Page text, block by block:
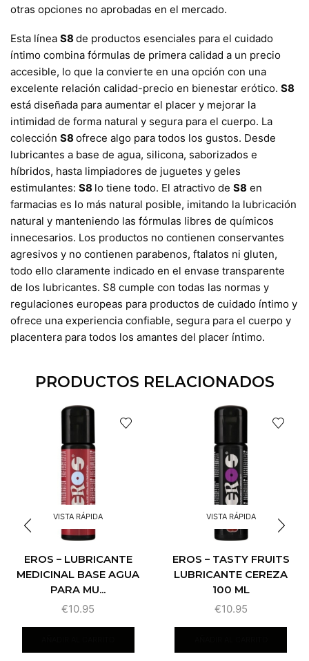
otras opciones no aprobadas en el mercado.
Esta línea S8 de productos esenciales para el cuidado
íntimo combina fórmulas de primera calidad a un precio
accesible, lo que la convierte en una opción con una
excelente relación calidad-precio en bienestar erótico. S8
está diseñada para aumentar el placer y mejorar la
intimidad de forma natural y segura para el cuerpo. La
colección S8 ofrece algo para todos los gustos. Desde
lubricantes a base de agua, silicona, saborizados e
híbridos, hasta limpiadores de juguetes y geles
estimulantes: S8 lo tiene todo. El atractivo de S8 en
farmacias es lo más natural posible, imitando la lubricación
natural y manteniendo las fórmulas libres de químicos
innecesarios. Los productos no contienen conservantes
agresivos y no contienen parabenos, ftalatos ni gluten,
todo ello claramente indicado en el envase transparente
de los lubricantes. S8 cumple con todas las normas y
regulaciones europeas para productos de cuidado íntimo y
ofrece una experiencia confiable, segura para el cuerpo y
placentera para todos los amantes del placer íntimo.
PRODUCTOS RELACIONADOS
VISTA RÁPIDA
EROS – LUBRICANTE
MEDICINAL BASE AGUA
PARA MU...
€10.95
VISTA RÁPIDA
EROS – TASTY FRUITS
LUBRICANTE CEREZA
100 ML
€10.95